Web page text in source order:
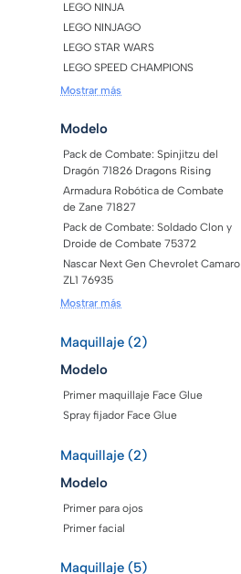
LEGO NINJA
LEGO NINJAGO
LEGO STAR WARS
LEGO SPEED CHAMPIONS
Mostrar más
Modelo
Pack de Combate: Spinjitzu del
Dragón 71826 Dragons Rising
Armadura Robótica de Combate
de Zane 71827
Pack de Combate: Soldado Clon y
Droide de Combate 75372
Nascar Next Gen Chevrolet Camaro
ZL1 76935
Mostrar más
Maquillaje (2)
Modelo
Primer maquillaje Face Glue
Spray fijador Face Glue
Maquillaje (2)
Modelo
Primer para ojos
Primer facial
Maquillaje (5)